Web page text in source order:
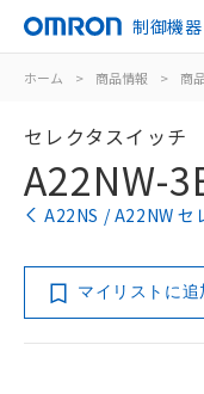
制御機器
ホーム > 商品情報 > 商
セレクタスイッチ
A22NW-
A22NS / A22NW セ
マイリストに追